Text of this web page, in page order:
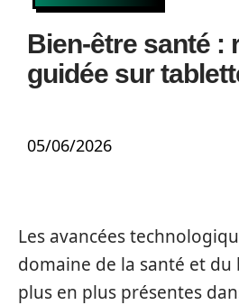
Bien-être santé :
guidée sur
05/06/2026
Les avancées
domaine de la santé et
plus en plus présentes